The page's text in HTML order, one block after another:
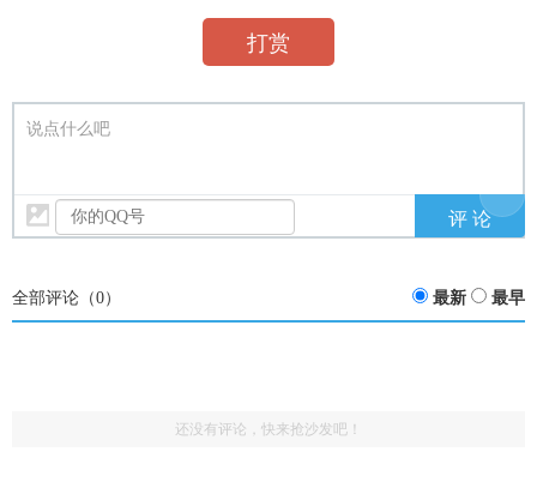
打赏
说点什么吧
全部评论（0） 最新 最早
还没有评论，快来抢沙发吧！